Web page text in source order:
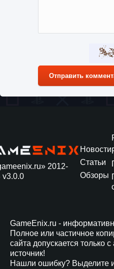
Отправить
2012-
v3.0.0
Новости
Статьи
Обзоры
GameEnix.ru -
Полное или частичное
сайта допускается только
источник!
Нашли ошибку? Выделите